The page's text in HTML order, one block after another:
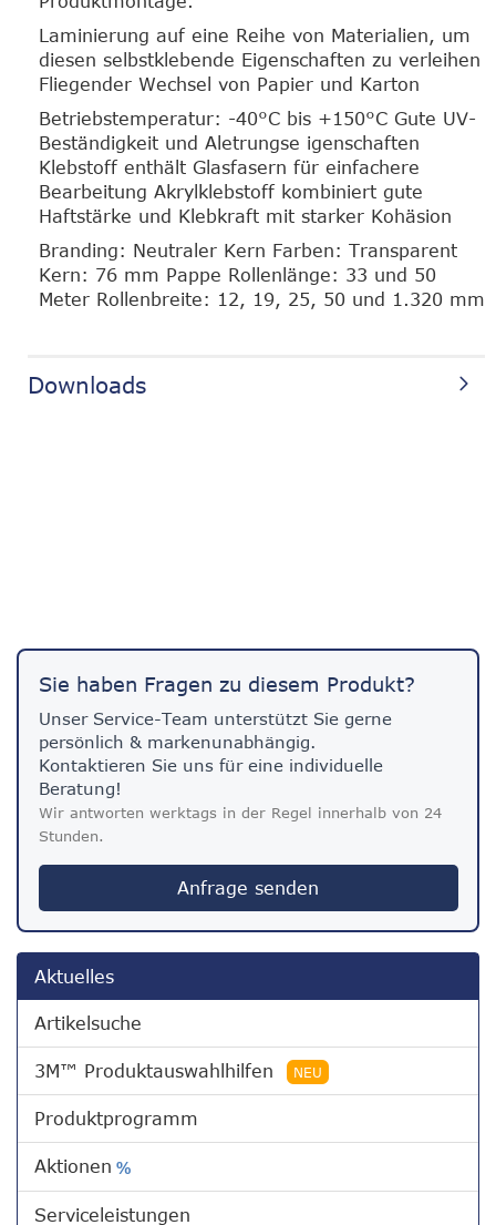
Laminierung auf eine Reihe von Materialien, um
diesen selbstklebende Eigenschaften zu verleihen
Fliegender Wechsel von Papier und Karton
Betriebstemperatur: -40°C bis +150°C Gute UV-
Beständigkeit und Aletrungse igenschaften
Klebstoff enthält Glasfasern für einfachere
Bearbeitung Akrylklebstoff kombiniert gute
Haftstärke und Klebkraft mit starker Kohäsion
Branding: Neutraler Kern Farben: Transparent
Kern: 76 mm Pappe Rollenlänge: 33 und 50
Meter Rollenbreite: 12, 19, 25, 50 und 1.320 mm
Downloads
Sie haben Fragen zu diesem Produkt?
Unser Service-Team unterstützt Sie gerne
persönlich & markenunabhängig.
Kontaktieren Sie uns für eine individuelle
Beratung!
Wir antworten werktags in der Regel innerhalb von 24
Stunden.
Anfrage senden
Aktuelles
Artikelsuche
3M™ Produktauswahlhilfen NEU
Produktprogramm
Aktionen %
Serviceleistungen